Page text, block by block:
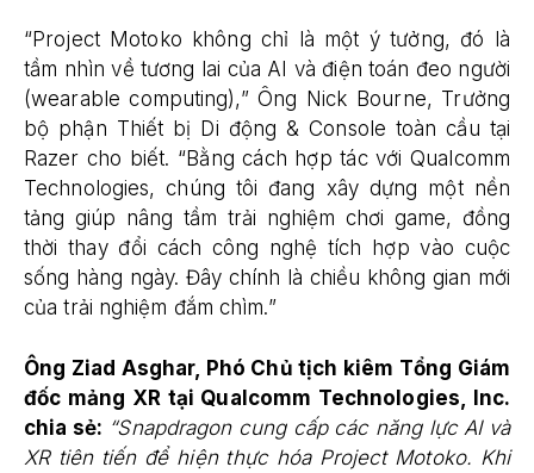
“Project Motoko không chỉ là một ý tưởng, đó là
tầm nhìn về tương lai của AI và điện toán đeo người
(wearable computing),” Ông Nick Bourne, Trưởng
bộ phận Thiết bị Di động & Console toàn cầu tại
Razer cho biết. “Bằng cách hợp tác với Qualcomm
Technologies, chúng tôi đang xây dựng một nền
tảng giúp nâng tầm trải nghiệm chơi game, đồng
thời thay đổi cách công nghệ tích hợp vào cuộc
sống hàng ngày. Đây chính là chiều không gian mới
của trải nghiệm đắm chìm.”
Ông Ziad Asghar, Phó Chủ tịch kiêm Tổng Giám
đốc mảng XR tại Qualcomm Technologies, Inc.
chia sẻ: “Snapdragon cung cấp các năng lực AI và
XR tiên tiến để hiện thực hóa Project Motoko. Khi